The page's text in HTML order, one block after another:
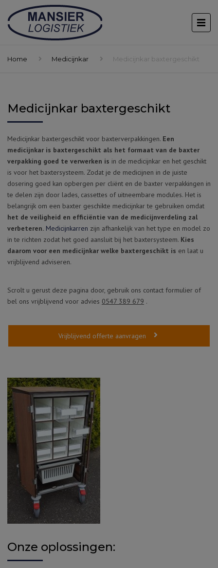
Home Medicijnkar Medicijnkar baxtergeschikt
Medicijnkar baxtergeschikt
Medicijnkar baxtergeschikt voor baxterverpakkingen. Een
medicijnkar is baxtergeschikt als het formaat van de baxter
verpakking goed te verwerken is in de medicijnkar en het geschikt
is voor het baxtersysteem. Zodat je de medicijnen in de juiste
dosering goed kan opbergen per cliënt en de baxter verpakkingen in
te delen zijn door lades, cassettes of uitneembare modules. Het is
belangrijk om een baxter geschikte medicijnkar te gebruiken omdat
het de veiligheid en efficiëntie van de medicijnverdeling zal
verbeteren. Medicijnkarren zijn afhankelijk van het type en model zo
in te richten zodat het goed aansluit bij het baxtersysteem. Kies
daarom voor een medicijnkar welke baxtergeschikt is en laat u
vrijblijvend adviseren.
Scrolt u gerust deze pagina door, gebruik ons contact formulier of
bel ons vrijblijvend voor advies 0547 389 679 .
Vrijblijvend offerte aanvragen
Onze oplossingen: